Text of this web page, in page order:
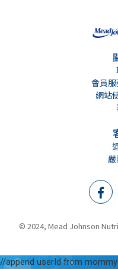
會員
網站
© 2024, Mead Johnson
//append userId from